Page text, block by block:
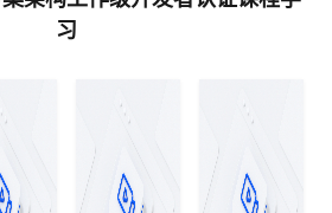
习